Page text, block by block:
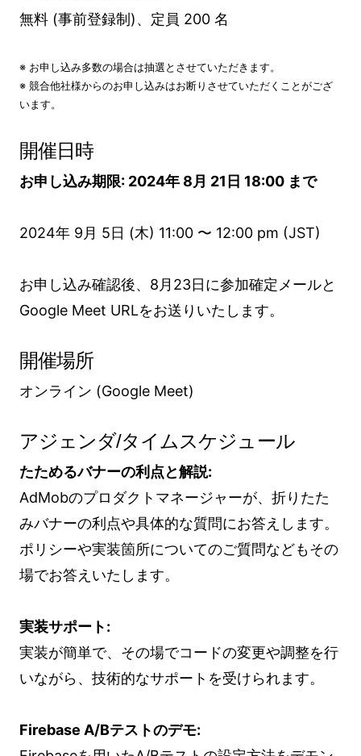
無料 (事前登録制)、定員 200 名
※ お申し込み多数の場合は抽選とさせていただきます。
※ 競合他社様からのお申し込みはお断りさせていただくことがござ
います。
開催日時
お申し込み期限: 2024年 8月 21日 18:00 まで
2024年 9月 5日 (木) 11:00 〜 12:00 pm (JST)
お申し込み確認後、8月23日に参加確定メールと
Google Meet URLをお送りいたします。
開催場所
オンライン (Google Meet)
アジェンダ/タイムスケジュール
たためるバナーの利点と解説:
AdMobのプロダクトマネージャーが、折りたた
みバナーの利点や具体的な質問にお答えします。
ポリシーや実装箇所についてのご質問などもその
場でお答えいたします。
実装サポート:
実装が簡単で、その場でコードの変更や調整を行
いながら、技術的なサポートを受けられます。
Firebase A/Bテストのデモ: